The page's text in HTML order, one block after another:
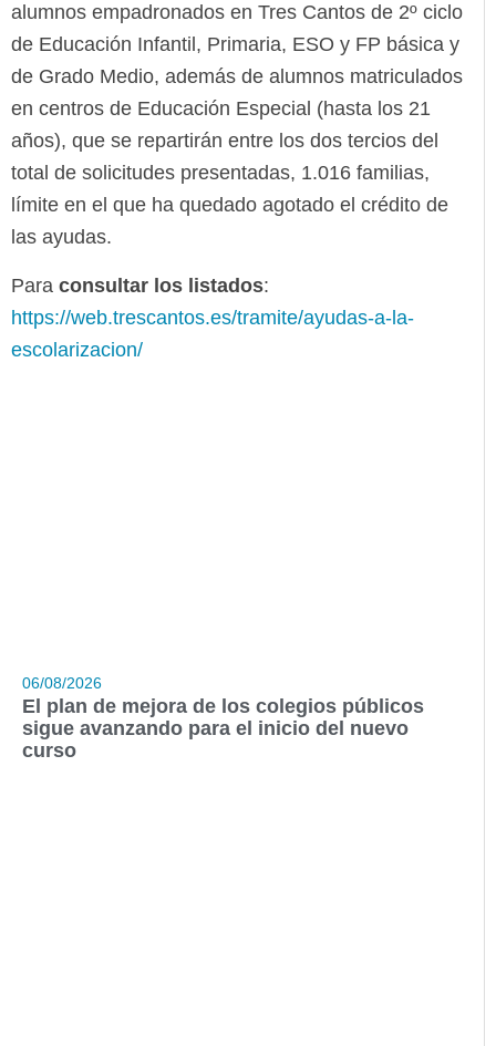
alumnos empadronados en Tres Cantos de 2º ciclo
de Educación Infantil, Primaria, ESO y FP básica y
de Grado Medio, además de alumnos matriculados
en centros de Educación Especial (hasta los 21
años), que se repartirán entre los dos tercios del
total de solicitudes presentadas, 1.016 familias,
límite en el que ha quedado agotado el crédito de
las ayudas.
Para consultar los listados:
https://web.trescantos.es/tramite/ayudas-a-la-
escolarizacion/
06/08/2026
El plan de mejora de los colegios públicos
sigue avanzando para el inicio del nuevo
curso